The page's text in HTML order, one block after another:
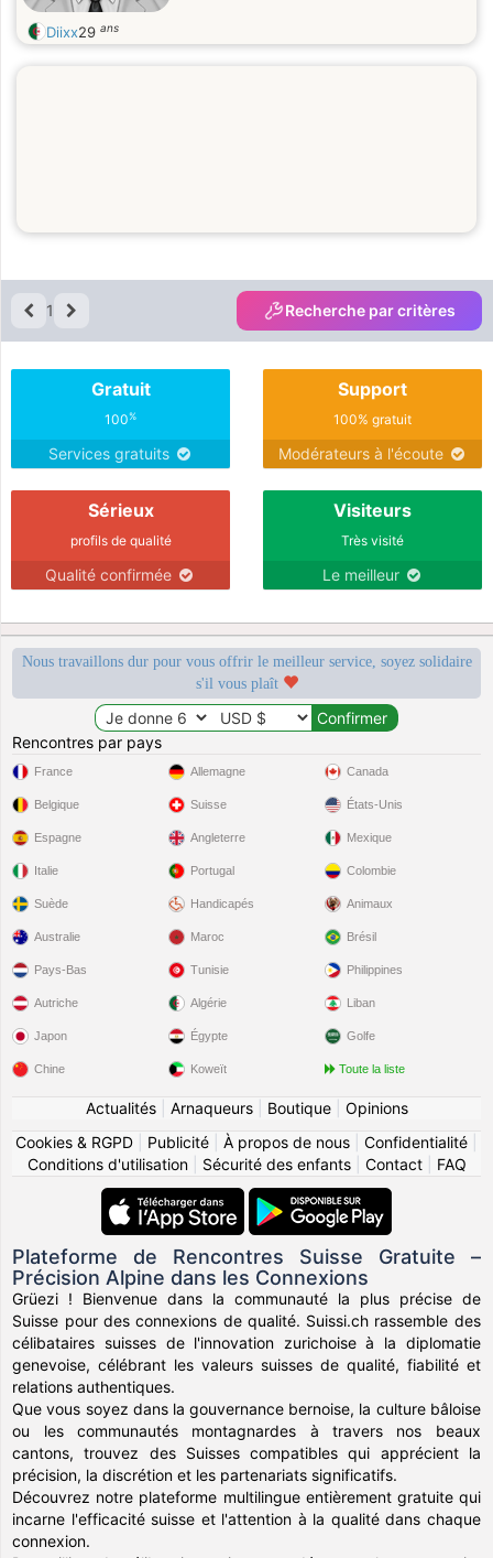
Diixx29 ans
1 Recherche par critères
Gratuit
100%
Services gratuits
Support
100% gratuit
Modérateurs à l'écoute
Sérieux
profils de qualité
Qualité confirmée
Visiteurs
Très visité
Le meilleur
Nous travaillons dur pour vous offrir le meilleur service, soyez solidaire
s'il vous plaît
Rencontres par pays
France
Belgique
Espagne
Italie
Suède
Allemagne
Suisse
Angleterre
Portugal
Handicapés
Canada
États-Unis
Mexique
Colombie
Animaux
Australie
Pays-Bas
Autriche
Japon
Chine
Maroc
Tunisie
Algérie
Égypte
Koweït
Brésil
Philippines
Liban
Golfe
Toute la liste
Actualités| Arnaqueurs| Boutique| Opinions
Cookies & RGPD
Publicité À propos de nous Confidentialité
Conditions d'utilisation| Sécurité des enfants| Contact| FAQ
Plateforme de Rencontres Suisse Gratuite –
Précision Alpine dans les Connexions
Grüezi ! Bienvenue dans la communauté la plus précise de
Suisse pour des connexions de qualité. Suissi.ch rassemble des
célibataires suisses de l'innovation zurichoise à la diplomatie
genevoise, célébrant les valeurs suisses de qualité, fiabilité et
relations authentiques.
Que vous soyez dans la gouvernance bernoise, la culture bâloise
ou les communautés montagnardes à travers nos beaux
cantons, trouvez des Suisses compatibles qui apprécient la
précision, la discrétion et les partenariats significatifs.
Découvrez notre plateforme multilingue entièrement gratuite qui
incarne l'efficacité suisse et l'attention à la qualité dans chaque
connexion.